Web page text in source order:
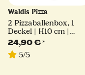
Waldis Pizza
2 Pizzaballenbox, 1
Deckel | H10 cm |
40x30x10
24,90 €*
5/5